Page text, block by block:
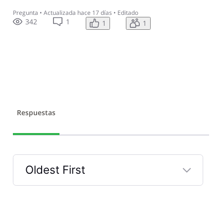
Pregunta • Actualizada hace 17 días • Editado
342 1 1 1
Respuestas
Oldest First
Selected